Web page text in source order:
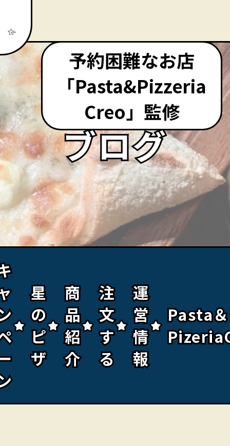
予約困難なお店
「Pasta&Pizzeria
Creo」監修
ブログ
ブログ
星
の
ピ
ザ
星
の
ピ
ザ
商
品
紹
介
商
品
紹
介
注
文
す
る
注
文
す
る
運
営
情
報
運
営
情
報
Pasta＆
Pasta＆